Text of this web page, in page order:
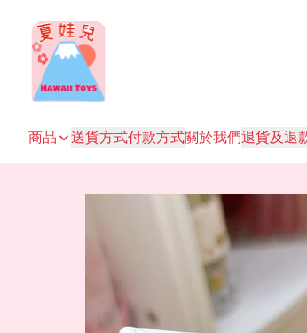
商品 送貨方式付款方式關於我們退貨及退